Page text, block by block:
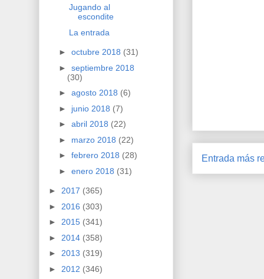
Entrada más
Jugando al
escondite
La entrada
► octubre 2018 (31)
► septiembre 2018
(30)
► agosto 2018 (6)
► junio 2018 (7)
► abril 2018 (22)
► marzo 2018 (22)
► febrero 2018 (28)
► enero 2018 (31)
► 2017 (365)
► 2016 (303)
► 2015 (341)
► 2014 (358)
► 2013 (319)
► 2012 (346)